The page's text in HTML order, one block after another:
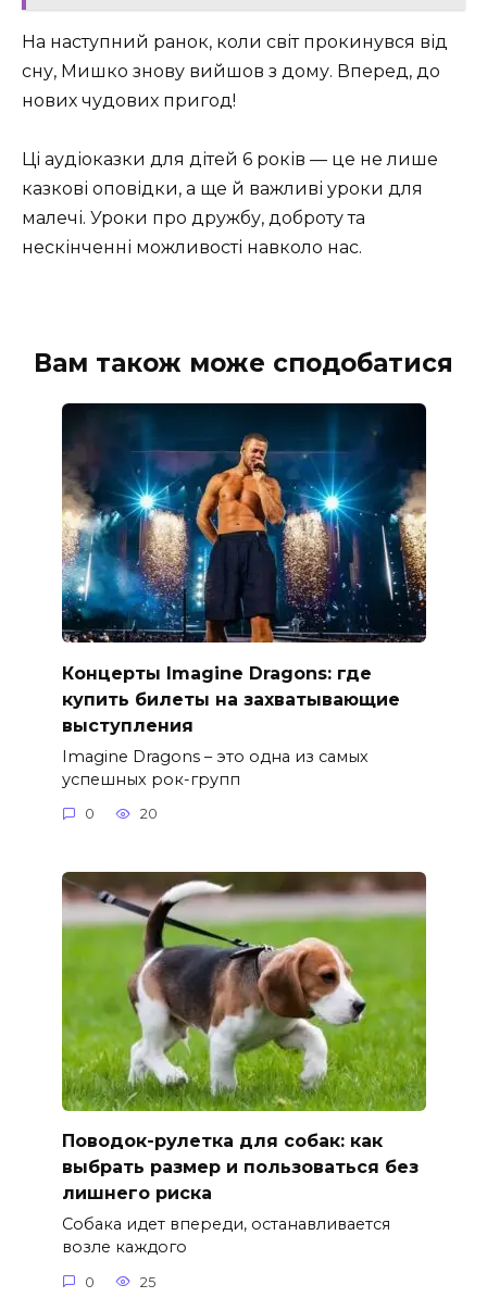
На наступний ранок, коли світ прокинувся від
сну, Мишко знову вийшов з дому. Вперед, до
нових чудових пригод!
Ці аудіоказки для дітей 6 років — це не лише
казкові оповідки, а ще й важливі уроки для
малечі. Уроки про дружбу, доброту та
нескінченні можливості навколо нас.
Вам також може сподобатися
Концерты Imagine Dragons: где
купить билеты на захватывающие
выступления
Imagine Dragons – это одна из самых
успешных рок-групп
0 20
Поводок-рулетка для собак: как
выбрать размер и пользоваться без
лишнего риска
Собака идет впереди, останавливается
возле каждого
0 25